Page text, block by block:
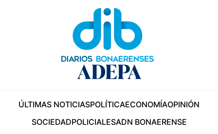
ÚLTIMAS NOTICIASPOLÍTICAECONOMÍAOPINIÓN
SOCIEDADPOLICIALESADN BONAERENSE